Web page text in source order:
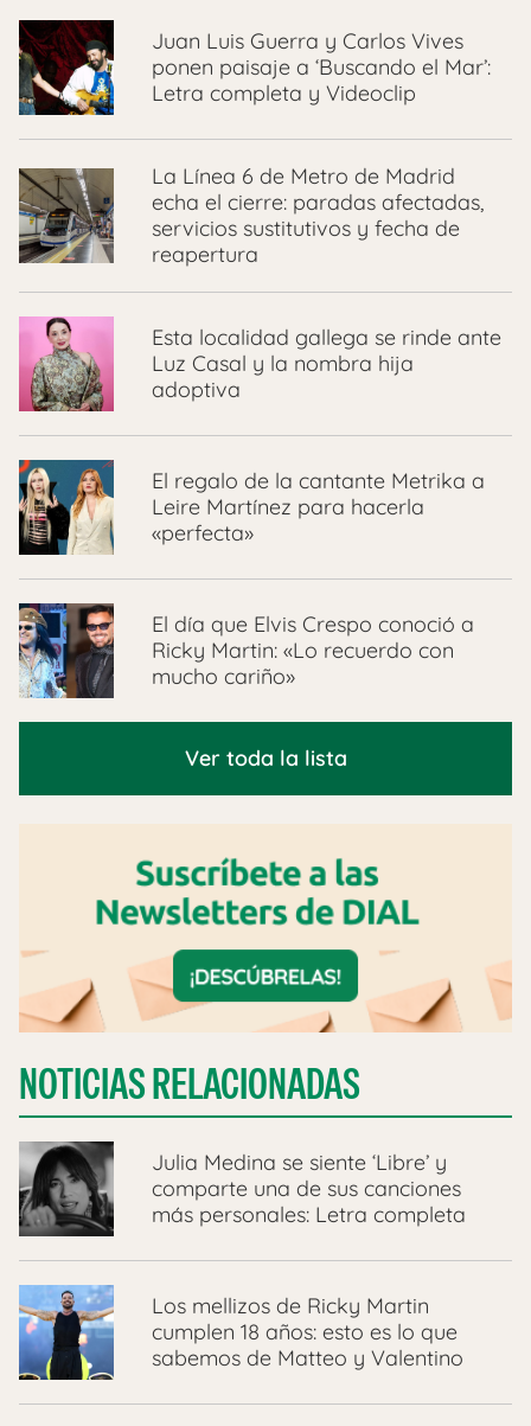
Juan Luis Guerra y Carlos Vives
ponen paisaje a ‘Buscando el Mar’:
Letra completa y Videoclip
La Línea 6 de Metro de Madrid
echa el cierre: paradas afectadas,
servicios sustitutivos y fecha de
reapertura
Esta localidad gallega se rinde ante
Luz Casal y la nombra hija
adoptiva
El regalo de la cantante Metrika a
Leire Martínez para hacerla
«perfecta»
El día que Elvis Crespo conoció a
Ricky Martin: «Lo recuerdo con
mucho cariño»
Ver toda la lista
NOTICIAS RELACIONADAS
Julia Medina se siente ‘Libre’ y
comparte una de sus canciones
más personales: Letra completa
Los mellizos de Ricky Martin
cumplen 18 años: esto es lo que
sabemos de Matteo y Valentino